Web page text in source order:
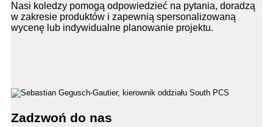
Nasi koledzy pomogą odpowiedzieć na pytania, doradzą
w zakresie produktów i zapewnią spersonalizowaną
wycenę lub indywidualne planowanie projektu.
Zadzwoń do nas